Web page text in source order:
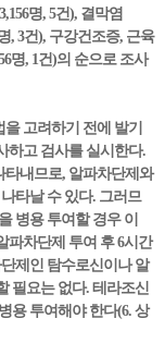
명, 5건), 결막염
, 3건), 구강건조증, 근육
명, 1건)의 순으로 조사
고려하기 전에 발기
하고 검사를 실시한다.
타내므로, 알파차단제와
타날 수 있다. 그러므
병용 투여할 경우 이
파차단제 투여 후 6시간
제인 탐수로신이나 알
필요는 없다. 테라조신
용 투여해야 한다(6. 상